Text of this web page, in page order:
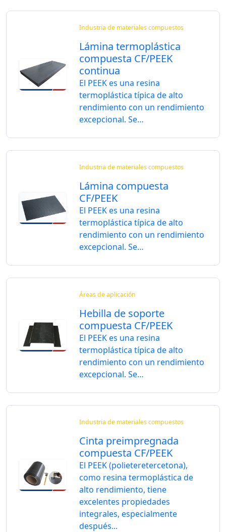
Industria de materiales compuestos
Lámina termoplástica
compuesta CF/PEEK
continua
El PEEK es una resina
termoplástica típica de alto
rendimiento con un rendimiento
excepcional. Se…
Industria de materiales compuestos
Lámina compuesta
CF/PEEK
El PEEK es una resina
termoplástica típica de alto
rendimiento con un rendimiento
excepcional. Se…
Áreas de aplicación
Hebilla de soporte
compuesta CF/PEEK
El PEEK es una resina
termoplástica típica de alto
rendimiento con un rendimiento
excepcional. Se…
Industria de materiales compuestos
Cinta preimpregnada
compuesta CF/PEEK
El PEEK (polieteretercetona),
como resina termoplástica de
alto rendimiento, tiene
excelentes propiedades
integrales, especialmente
después...